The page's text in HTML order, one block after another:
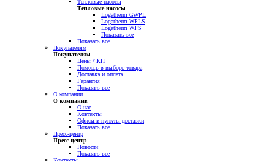
Тепловые насосы
Тепловые насосы
Logatherm GWPL
Logatherm WPLS
Logatherm WPS
Показать все
Показать все
Покупателям
Покупателям
Цены / КП
Помощь в выборе товара
Доставка и оплата
Гарантия
Показать все
О компании
О компании
О нас
Контакты
Офисы и пункты доставки
Показать все
Пресс-центр
Пресс-центр
Новости
Показать все